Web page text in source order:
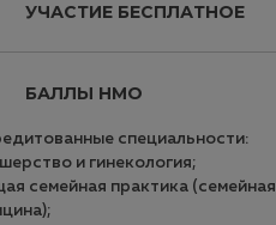
УЧАСТИЕ БЕСПЛАТНОЕ
БАЛЛЫ НМО
специальности:
и гинекология;
семейная практика (семейная